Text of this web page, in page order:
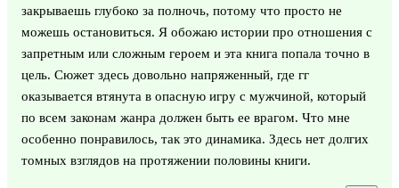
закрываешь глубоко за полночь, потому что просто не
можешь остановиться. Я обожаю истории про отношения с
запретным или сложным героем и эта книга попала точно в
цель. Сюжет здесь довольно напряженный, где гг
оказывается втянута в опасную игру с мужчиной, который
по всем законам жанра должен быть ее врагом. Что мне
особенно понравилось, так это динамика. Здесь нет долгих
томных взглядов на протяжении половины книги.